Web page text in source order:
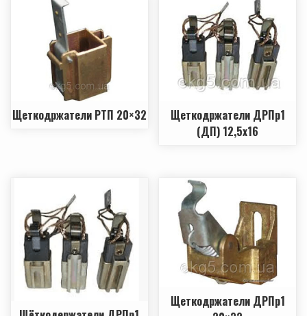
Щеткодржатели РТП 20×32
Щеткодржатели ДРПр1
(ДП) 12,5х16
Щеткодржатели ДРПр1